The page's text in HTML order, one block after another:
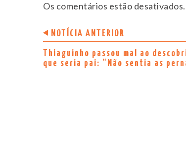
Os comentários estão desativados.
NOTÍCIA ANTERIOR
Thiaguinho passou mal ao
que seria pai: “Não sentia as